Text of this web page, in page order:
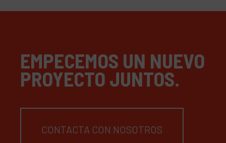
EMPECEMOS UN NUEVO
PROYECTO JUNTOS.
CONTACTA CON NOSOTROS